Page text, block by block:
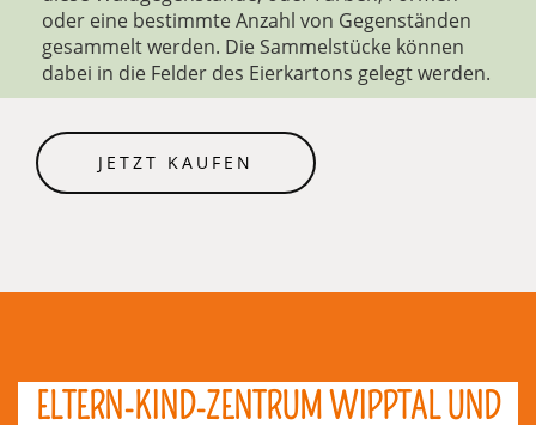
oder eine bestimmte Anzahl von Gegenständen
gesammelt werden. Die Sammelstücke können
dabei in die Felder des Eierkartons gelegt werden.
JETZT KAUFEN
ELTERN-KIND-ZENTRUM WIPPTAL UND